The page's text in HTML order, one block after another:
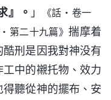
』。 」
《話・卷一
第二十九篇》揣摩着
刑是因我對神没有
中的襯托物、效力
聽從神的擺布、安